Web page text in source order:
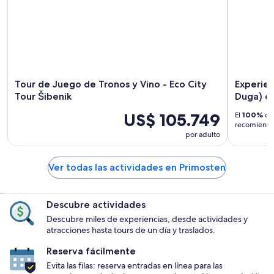
Tour de Juego de Tronos y Vino - Eco City
Tour Šibenik
US$ 105.749
por adulto
Duga)
El 100%
Ver todas las actividades en Primosten
Descubre actividades
Descubre miles de experiencias, desde actividades y
atracciones hasta tours de un día y traslados.
Reserva fácilmente
Evita las filas: reserva entradas en línea para las